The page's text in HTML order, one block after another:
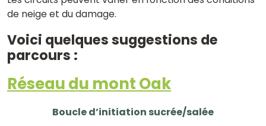
de neige et du damage.
Voici quelques suggestions de
parcours :
Réseau du mont Oak
Boucle d’initiation sucrée/salée